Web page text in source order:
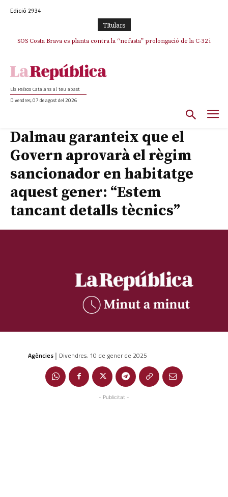
Edició 2934
TItulars
SOS Costa Brava es planta contra la “nefasta” prolongació de la C-32 i
Els Països Catalans al teu abast
Divendres, 07 de agost del 2026
Dalmau garanteix que el
Govern aprovarà el règim
sancionador en habitatge
aquest gener: “Estem
tancant detalls tècnics”
Agències | Divendres, 10 de gener de 2025
- Publicitat -